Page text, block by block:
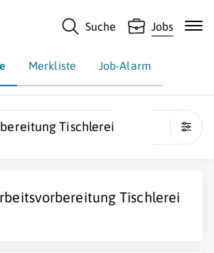
Suche Jobs
Merkliste Job-Alarm
Tischlerei
Tischlerei